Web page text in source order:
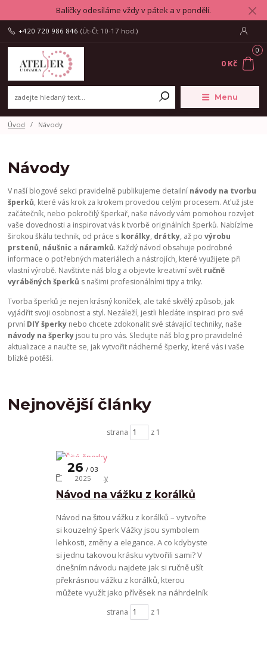
Balíčky odesíláme vždy v pátek a v pondělí.
Menu
+420 720 986 846 (Út-Čt 10-17 hod.)
0
0 Kč
Úvod Návody
Návody
V naší blogové sekci pravidelně publikujeme detailní návody na tvorbu
šperků, které vás krok za krokem provedou celým procesem. Ať už jste
začátečník, nebo pokročilý šperkař, naše návody vám pomohou rozvíjet
vaše dovednosti a inspirovat vás k tvorbě originálních šperků. Nabízíme
širokou škálu technik, od práce s korálky, drátky, až povýrobu
prstenů, náušnic a náramků. Každý návod obsahuje podrobné
informace o potřebných materiálech a nástrojích, které využijete při
vlastní výrobě. Navštivte náš blog a objevte kreativní svět ručně
vyráběných šperků s našimi profesionálními tipy a triky.
Tvorba šperků je nejen krásný koníček, ale také skvělý způsob, jak
vyjádřit svoji osobnost a styl. Nezáleží, jestli hledáte inspiraci pro své
první DIY šperky nebo chcete zdokonalit své stávající techniky, naše
návody na šperky jsou tu pro vás. Sledujte náš blog pro pravidelné
aktualizace a naučte se, jak vytvořit nádherné šperky, které vás i vaše
blízké potěší.
Nejnovější články
strana z 1
Návod na vážku z korálků
26
03
2025
Šité šperky
Návod na šitou vážku z korálků – vytvořte
si kouzelný šperk Vážky jsou symbolem
lehkosti, změny a elegance. A co kdybyste
si jednu takovou krásku vytvořili sami? V
dnešním návodu najdete jak si ručně ušít
překrásnou vážku z korálků, kterou
můžete využít jako přívěsek na náhrdelník
strana z 1